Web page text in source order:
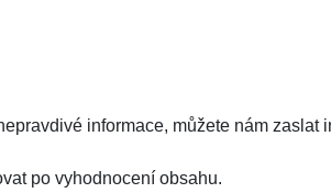
informace, můžete nám
po vyhodnocení obsahu.